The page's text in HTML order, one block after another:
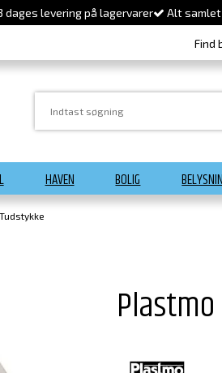
dages levering på lagervarer Alt
Find
HAVEN BOLIG